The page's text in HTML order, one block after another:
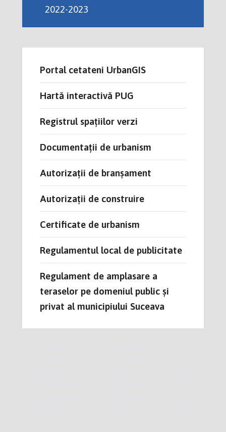
2022-2023
Portal cetateni UrbanGIS
Hartă interactivă PUG
Registrul spațiilor verzi
Documentații de urbanism
Autorizații de branșament
Autorizații de construire
Certificate de urbanism
Regulamentul local de publicitate
Regulament de amplasare a
teraselor pe domeniul public și
privat al municipiului Suceava